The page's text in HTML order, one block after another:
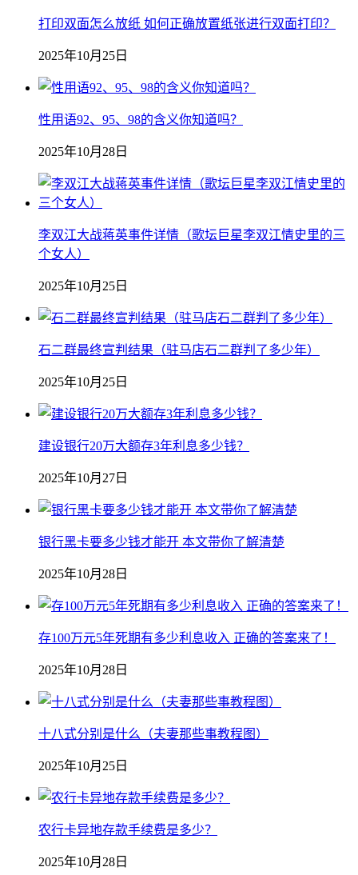
打印双面怎么放纸 如何正确放置纸张进行双面打印？
2025年10月25日
性用语92、95、98的含义你知道吗？
2025年10月28日
李双江大战蒋英事件详情（歌坛巨星李双江情史里的三
个女人）
2025年10月25日
石二群最终宣判结果（驻马店石二群判了多少年）
2025年10月25日
建设银行20万大额存3年利息多少钱？
2025年10月27日
银行黑卡要多少钱才能开 本文带你了解清楚
2025年10月28日
存100万元5年死期有多少利息收入 正确的答案来了！
2025年10月28日
十八式分别是什么（夫妻那些事教程图）
2025年10月25日
农行卡异地存款手续费是多少？
2025年10月28日